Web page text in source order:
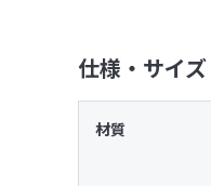
仕様・サイズ
材質